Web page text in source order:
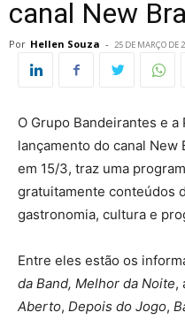
canal New
Por Hellen Souza - 25 DE MARÇO DE
O Grupo Bandeirantes e
lançamento do canal
em 15/3, traz uma
gratuitamente conteúdos
gastronomia, cultura e
Entre eles estão os
da Band, Melhor da Noite,
Aberto, Depois do Jogo,